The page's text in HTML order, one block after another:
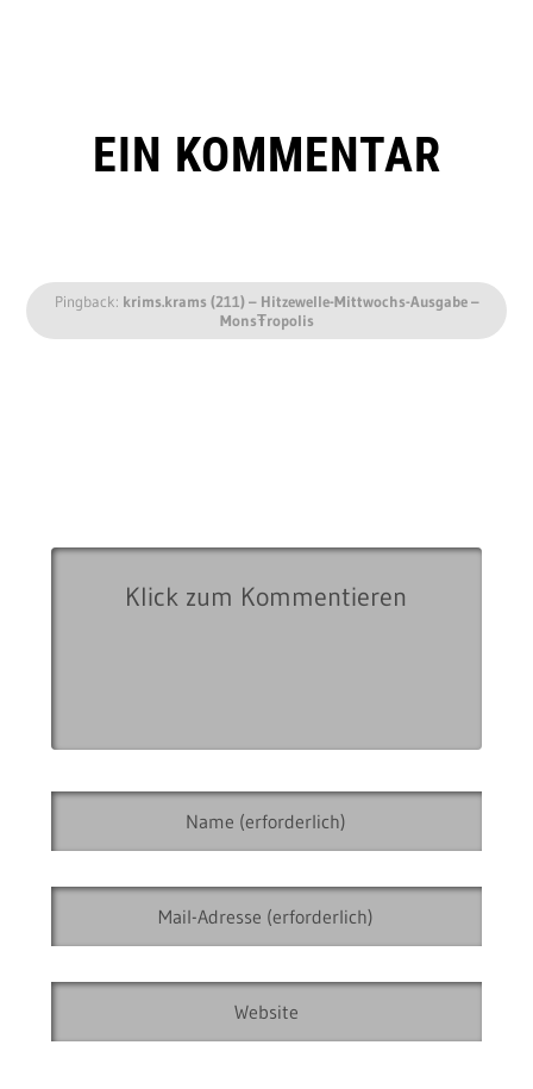
EIN KOMMENTAR
Pingback: krims.krams (211) – Hitzewelle-Mittwochs-Ausgabe –
MonsŦropolis